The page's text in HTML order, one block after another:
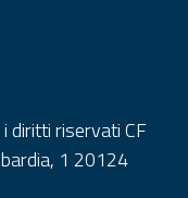
diritti riservati CF
1 20124